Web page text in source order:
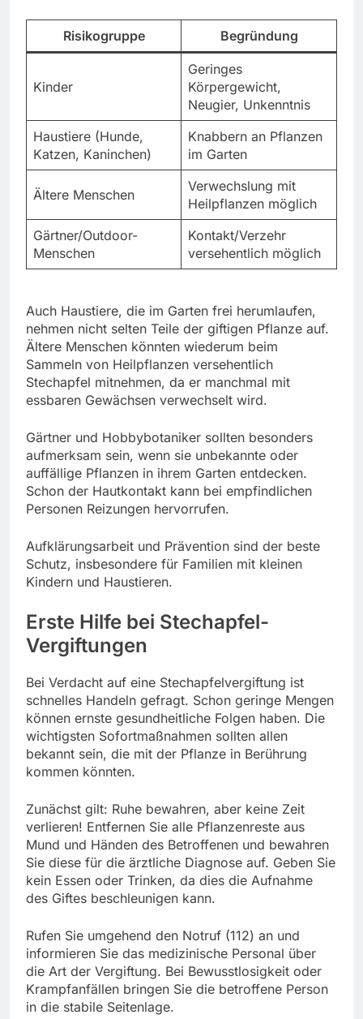
Risikogruppe Begründung
Kinder
Geringes
Körpergewicht,
Neugier, Unkenntnis
Haustiere (Hunde,
Katzen, Kaninchen)
Knabbern an Pflanzen
im Garten
Ältere Menschen
Verwechslung mit
Heilpflanzen möglich
Gärtner/Outdoor-
Menschen
Kontakt/Verzehr
versehentlich möglich
Auch Haustiere, die im Garten frei herumlaufen,
nehmen nicht selten Teile der giftigen Pflanze auf.
Ältere Menschen könnten wiederum beim
Sammeln von Heilpflanzen versehentlich
Stechapfel mitnehmen, da er manchmal mit
essbaren Gewächsen verwechselt wird.
Gärtner und Hobbybotaniker sollten besonders
aufmerksam sein, wenn sie unbekannte oder
auffällige Pflanzen in ihrem Garten entdecken.
Schon der Hautkontakt kann bei empfindlichen
Personen Reizungen hervorrufen.
Aufklärungsarbeit und Prävention sind der beste
Schutz, insbesondere für Familien mit kleinen
Kindern und Haustieren.
Erste Hilfe bei Stechapfel-
Vergiftungen
Bei Verdacht auf eine Stechapfelvergiftung ist
schnelles Handeln gefragt. Schon geringe Mengen
können ernste gesundheitliche Folgen haben. Die
wichtigsten Sofortmaßnahmen sollten allen
bekannt sein, die mit der Pflanze in Berührung
kommen könnten.
Zunächst gilt: Ruhe bewahren, aber keine Zeit
verlieren! Entfernen Sie alle Pflanzenreste aus
Mund und Händen des Betroffenen und bewahren
Sie diese für die ärztliche Diagnose auf. Geben Sie
kein Essen oder Trinken, da dies die Aufnahme
des Giftes beschleunigen kann.
Rufen Sie umgehend den Notruf (112) an und
informieren Sie das medizinische Personal über
die Art der Vergiftung. Bei Bewusstlosigkeit oder
Krampfanfällen bringen Sie die betroffene Person
in die stabile Seitenlage.